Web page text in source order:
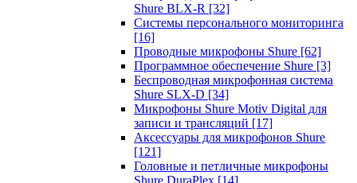
Shure BLX-R [32]
Системы персонального мониторинга
[16]
Проводные микрофоны Shure [62]
Программное обеспечение Shure [3]
Беспроводная микрофонная система
Shure SLX-D [34]
Микрофоны Shure Motiv Digital для
записи и трансляций [17]
Аксессуары для микрофонов Shure
[121]
Головные и петличные микрофоны
Shure DuraPlex [14]